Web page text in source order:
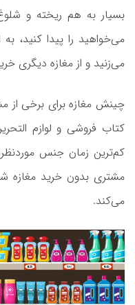
بسیار به هم ریخته و
می‌خواهید را پیدا کنید، به
می‌زنید و از مغازه دیگری
چینش مغازه برای برخی از
کتاب فروشی و لوازم
کم‌ترین زمان جنس
مشتری بدون خرید مغازه
می‌کند.